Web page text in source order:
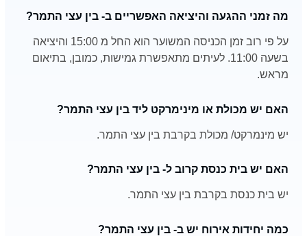
מה זמני ההגעה והיציאה האפשריים ב- בין עצי התמר?
על פי רוב זמן הכניסה המשוער הוא החל מ 15:00 והיציאה
בשעה 11:00. לעיתים מתאפשרת גמישות, כמובן, בתיאום
מראש.
האם יש מכולת או מינימרקט ליד בין עצי התמר?
יש מינמרקט/ מכולת בקרבת בין עצי התמר.
האם יש בית כנסת קרוב ל- בין עצי התמר?
יש בית כנסת בקרבת בין עצי התמר.
כמה יחידות אירוח יש ב- בין עצי התמר?